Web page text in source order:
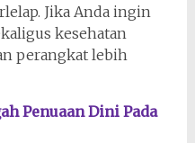
Jika Anda ingin
kesehatan
perangkat lebih
Penuaan Dini Pada